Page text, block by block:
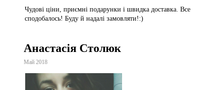
Чудові ціни, приємні подарунки і швидка доставка. Все
сподобалось! Буду й надалі замовляти!:)
Анастасія Столюк
Май 2018